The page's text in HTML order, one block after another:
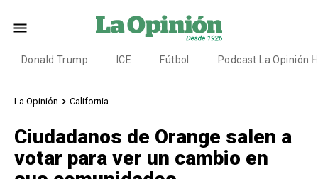
Donald Trump ICE Fútbol Podcast La Opinión
La Opinión California
Ciudadanos de Orange salen a
votar para ver un cambio en